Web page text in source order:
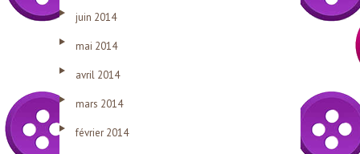
juin 2014
mai 2014
avril 2014
mars 2014
février 2014